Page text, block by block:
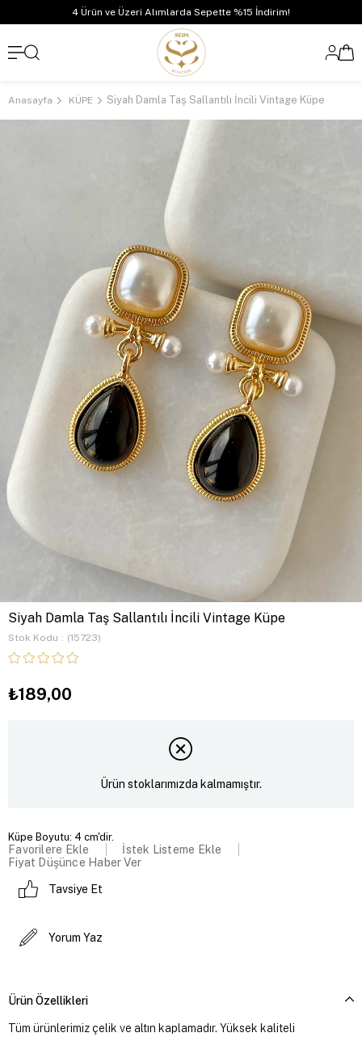
4 Ürün ve Üzeri Alımlarda Sepette %15 İndirim!
Anasayfa KÜPE Siyah Damla Taş Sallantılı İncili Vintage Küpe
Siyah Damla Taş Sallantılı İncili Vintage Küpe
Stok Kodu (15723)
₺189,00
Ürün stoklarımızda kalmamıştır.
Küpe Boyutu: 4 cm'dir.
Favorilere Ekle
İstek Listeme Ekle
Fiyat Düşünce Haber Ver
Tavsiye Et
Yorum Yaz
Ürün Özellikleri
Tüm ürünlerimiz çelik ve altın kaplamadır. Yüksek kaliteli